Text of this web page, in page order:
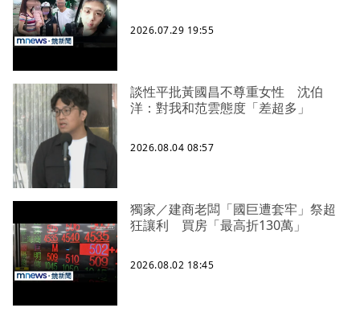
2026.07.29 19:55
談性平批黃國昌不尊重女性 沈伯
洋：對我和范雲態度「差超多」
2026.08.04 08:57
獨家／建商老闆「國巨遭套牢」祭超
狂讓利 買房「最高折130萬」
2026.08.02 18:45